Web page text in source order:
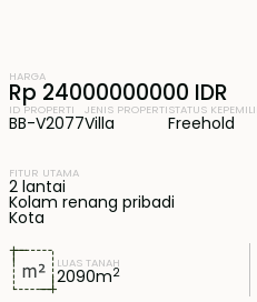
LUAS TANAH
2090m2
HARGA
Rp 24000000000 IDR
ID PROPERTI
BB-V2077
JENIS PROPERTI
Villa
STATUS
Freehold
FITUR UTAMA
2 lantai
Kolam renang pribadi
Kota